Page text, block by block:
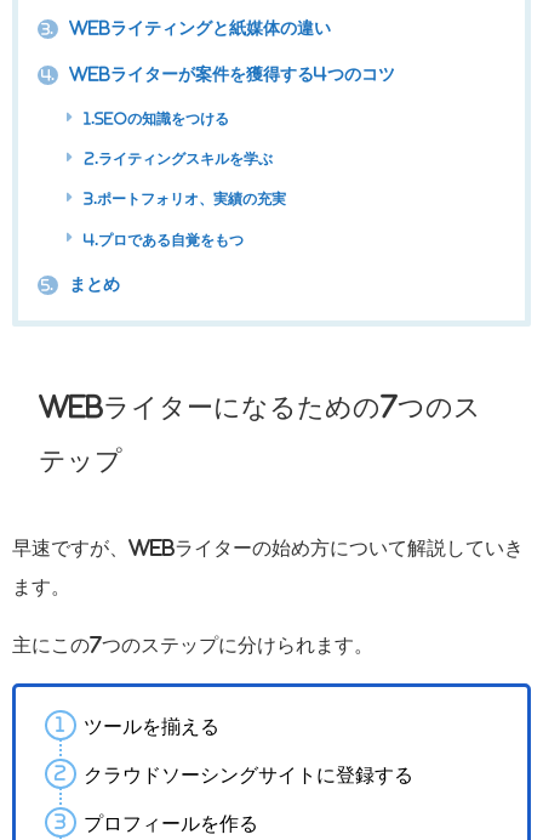
3. Webライティングと紙媒体の違い
4. Webライターが案件を獲得する4つのコツ
1.SEOの知識をつける
2.ライティングスキルを学ぶ
3.ポートフォリオ、実績の充実
4.プロである自覚をもつ
5. まとめ
Webライターになるための7つのス
テップ
早速ですが、Webライターの始め方について解説していき
ます。
主にこの7つのステップに分けられます。
ツールを揃える
クラウドソーシングサイトに登録する
プロフィールを作る